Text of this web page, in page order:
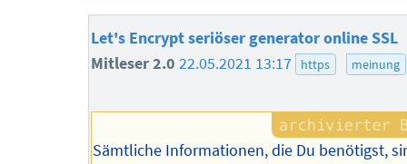
Let's Encrypt seriöser generator online SSL
Mitleser 2.0 22.05.2021 13:17 https meinung
Sämtliche Informationen, die Du benötigst,